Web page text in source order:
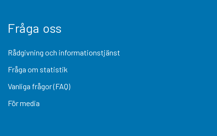
Fråga oss
Rådgivning och informationstjänst
Fråga om statistik
Vanliga frågor (FAQ)
För media